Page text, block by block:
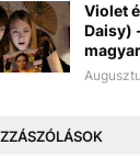
Violet
Daisy)